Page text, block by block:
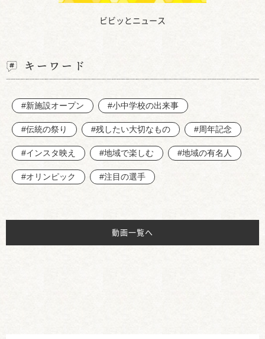
ビビッとニュース
キーワード
#新施設オープン #小中学校の出来事
#伝統の祭り #残したい大切なもの #周年記念
#インスタ映え #地域で楽しむ #地域の有名人
#オリンピック #注目の選手
動画一覧へ